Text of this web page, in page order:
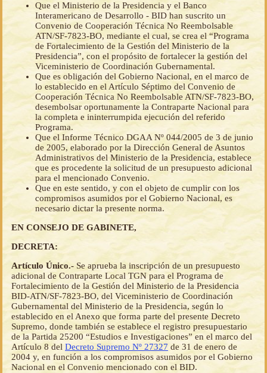
Que el Ministerio de la Presidencia y el Banco
Interamericano de Desarrollo - BID han suscrito un
Convenio de Cooperación Técnica No Reembolsable
ATN/SF-7823-BO, mediante el cual, se crea el “Programa
de Fortalecimiento de la Gestión del Ministerio de la
Presidencia”, con el propósito de fortalecer la gestión del
Viceministerio de Coordinación Gubernamental.
Que es obligación del Gobierno Nacional, en el marco de
lo establecido en el Artículo Séptimo del Convenio de
Cooperación Técnica No Reembolsable ATN/SF-7823-BO,
desembolsar oportunamente la Contraparte Nacional para
la completa e ininterrumpida ejecución del referido
Programa.
Que el Informe Técnico DGAA Nº 044/2005 de 3 de junio
de 2005, elaborado por la Dirección General de Asuntos
Administrativos del Ministerio de la Presidencia, establece
que es procedente la solicitud de un presupuesto adicional
para el mencionado Convenio.
Que en este sentido, y con el objeto de cumplir con los
compromisos asumidos por el Gobierno Nacional, es
necesario dictar la presente norma.
EN CONSEJO DE GABINETE,
DECRETA:
Artículo Único.- Se aprueba la inscripción de un presupuesto
adicional de Contraparte Local TGN para el Programa de
Fortalecimiento de la Gestión del Ministerio de la Presidencia
BID-ATN/SF-7823-BO, del Viceministerio de Coordinación
Gubernamental del Ministerio de la Presidencia, según lo
establecido en el Anexo que forma parte del presente Decreto
Supremo, donde también se establece el registro presupuestario
de la Partida 25200 “Estudios e Investigaciones” en el marco del
Artículo 8 del Decreto Supremo Nº 27327 de 31 de enero de
2004 y, en función a los compromisos asumidos por el Gobierno
Nacional en el Convenio mencionado con el BID.